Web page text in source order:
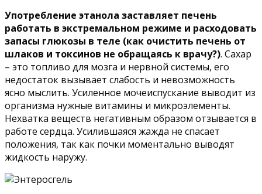
Употребление этанола заставляет печень
работать в экстремальном режиме и расходовать
запасы глюкозы в теле (как очистить печень от
шлаков и токсинов не обращаясь к врачу?). Сахар
– это топливо для мозга и нервной системы, его
недостаток вызывает слабость и невозможность
ясно мыслить. Усиленное мочеиспускание выводит из
организма нужные витамины и микроэлементы.
Нехватка веществ негативным образом отзывается в
работе сердца. Усилившаяся жажда не спасает
положения, так как почки моментально выводят
жидкость наружу.